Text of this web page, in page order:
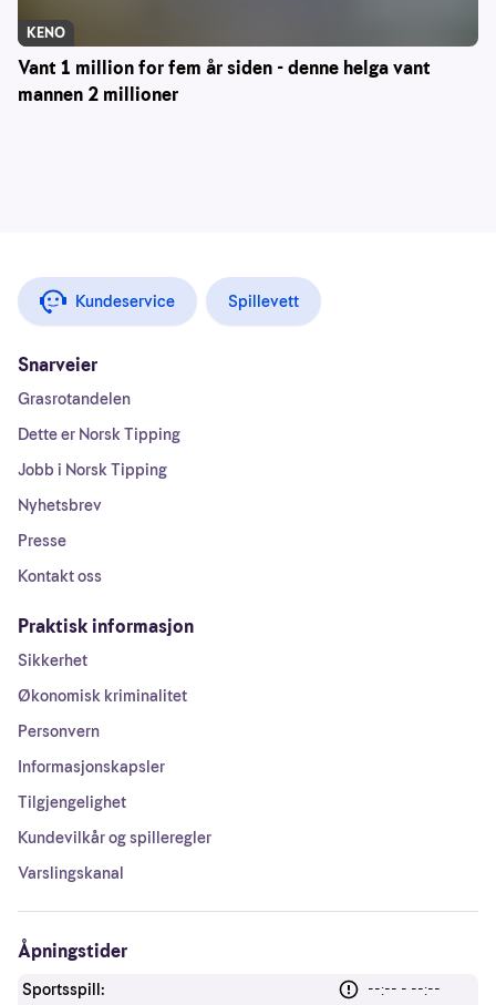
Vant 1 million for fem år siden - denne helga vant
mannen 2 millioner
KENO
Kundeservice Spillevett
Snarveier
Grasrotandelen
Dette er Norsk Tipping
Jobb i Norsk Tipping
Nyhetsbrev
Presse
Kontakt oss
Praktisk informasjon
Sikkerhet
Økonomisk kriminalitet
Personvern
Informasjonskapsler
Tilgjengelighet
Kundevilkår og spilleregler
Varslingskanal
Åpningstider
Sportsspill: --:-- - --:--